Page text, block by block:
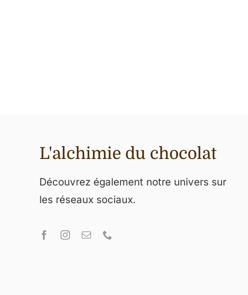
L'alchimie du chocolat
Découvrez également notre univers sur
les réseaux sociaux.